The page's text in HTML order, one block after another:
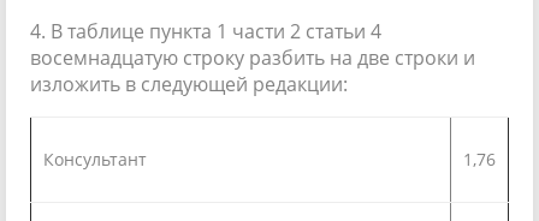
4. В таблице пункта 1 части 2 статьи 4
восемнадцатую строку разбить на две строки и
изложить в следующей редакции:
Консультант 1,76